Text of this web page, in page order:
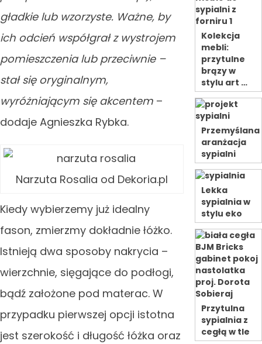
gładkie lub wzorzyste. Ważne, by
ich odcień współgrał z wystrojem
pomieszczenia lub przeciwnie –
stał się oryginalnym,
wyróżniającym się akcentem –
dodaje Agnieszka Rybka.
Narzuta Rosalia od Dekoria.pl
Kiedy wybierzemy już idealny
fason, zmierzmy dokładnie łóżko.
Istnieją dwa sposoby nakrycia –
wierzchnie, sięgające do podłogi,
bądź założone pod materac. W
przypadku pierwszej opcji istotna
jest szerokość i długość łóżka oraz
Kolekcja
mebli:
przytulne
brązy w
stylu art …
Przemyślana
aranżacja
sypialni
Lekka
sypialnia w
stylu eko
Przytulna
sypialnia z
cegłą w tle